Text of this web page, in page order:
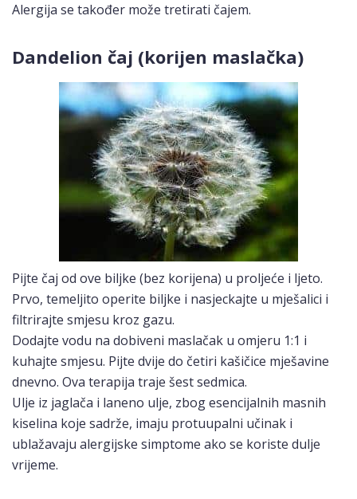
Alergija se također može tretirati čajem.
Dandelion čaj (korijen maslačka)
Pijte čaj od ove biljke (bez korijena) u proljeće i ljeto.
Prvo, temeljito operite biljke i nasjeckajte u mješalici i
filtrirajte smjesu kroz gazu.
Dodajte vodu na dobiveni maslačak u omjeru 1:1 i
kuhajte smjesu. Pijte dvije do četiri kašičice mješavine
dnevno. Ova terapija traje šest sedmica.
Ulje iz jaglača i laneno ulje, zbog esencijalnih masnih
kiselina koje sadrže, imaju protuupalni učinak i
ublažavaju alergijske simptome ako se koriste dulje
vrijeme.